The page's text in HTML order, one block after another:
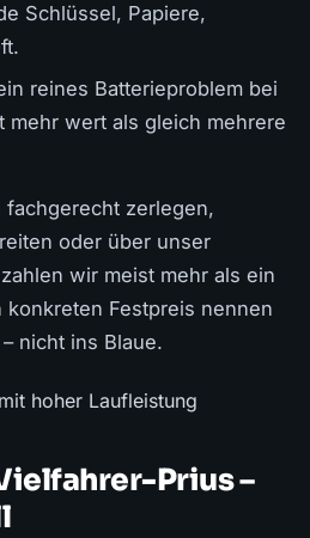
Schlüssel, Papiere,
reines Batterieproblem bei
mehr wert als gleich mehrere
zerlegen,
oder über unser
wir meist mehr als ein
konkreten Festpreis nennen
nicht ins Blaue.
Prius –